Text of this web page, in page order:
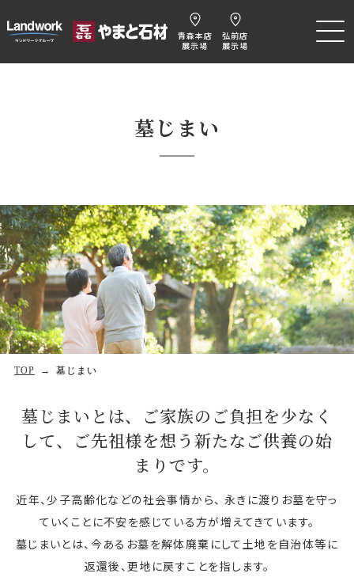
青森本店
展示場
弘前店
展示場
墓じまい
TOP 墓じまい
墓じまいとは、ご家族のご負担を少なく
して、
ご先祖様を想う新たなご供養の始
まりです。
近年、少子高齢化などの社会事情から、 永きに渡りお墓を守っ
ていくことに不安を感じている方が増えてきています。
墓じまいとは、今あるお墓を解体廃棄にして土地を自治体等に
返還後、更地に戻すことを指します。